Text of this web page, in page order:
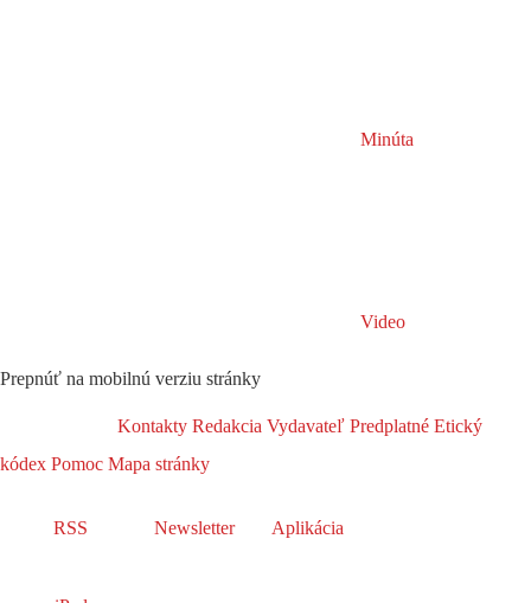
Minúta
Video
Prepnúť na mobilnú verziu stránky
Kontakty Redakcia Vydavateľ Predplatné Etický
kódex Pomoc Mapa stránky
RSS Newsletter Aplikácia